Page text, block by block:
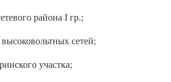
района I гр.;
сетей;
участка;